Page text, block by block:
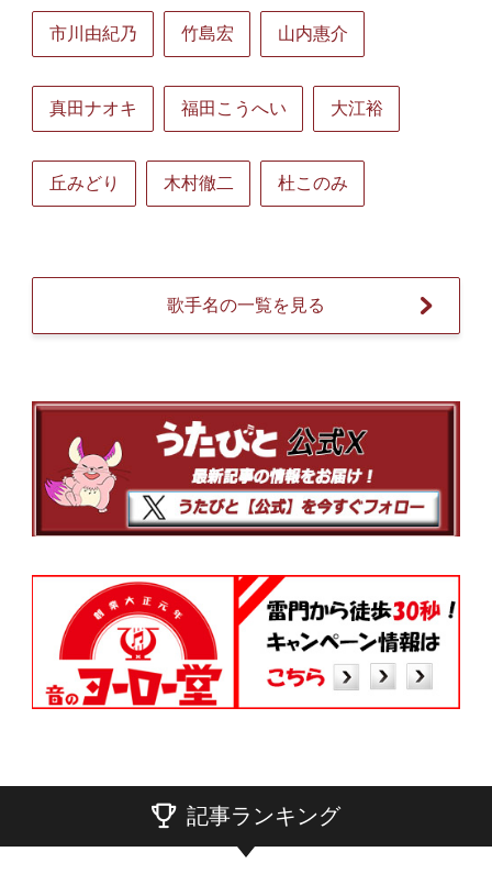
市川由紀乃 竹島宏 山内惠介
真田ナオキ 福田こうへい 大江裕
丘みどり 木村徹二 杜このみ
歌手名の一覧を見る
記事ランキング